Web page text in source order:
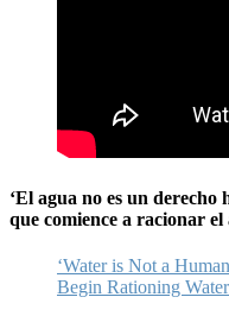
‘El agua no es un derecho
que comience a racionar el
‘Water is Not a
Begin Rationing